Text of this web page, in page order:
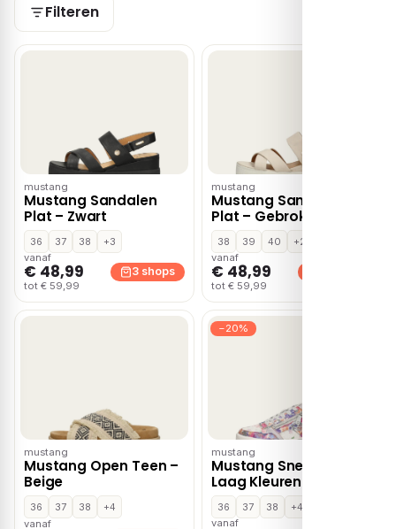
Filteren
mustang
Mustang Sandalen
Plat – Zwart
36 37 38
+3
vanaf
€ 48,99
tot € 59,99
3 shops
mustang
Mustang Sandalen
Plat – Gebroken wit
38 39 40
+2
vanaf
€ 48,99
tot € 59,99
mustang
Mustang Open Teen –
Beige
36 37 38
+4
vanaf
−20%
mustang
Mustang Sneakers
Laag Kleuren – Overige
36 37 38
+4
vanaf